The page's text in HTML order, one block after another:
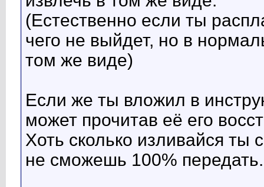
(Естественно если ты
чего не выйдет, но в
том же виде)
Если же ты вложил в
может прочитав её его
Хоть сколько изливайся ты
не сможешь 100% передать.